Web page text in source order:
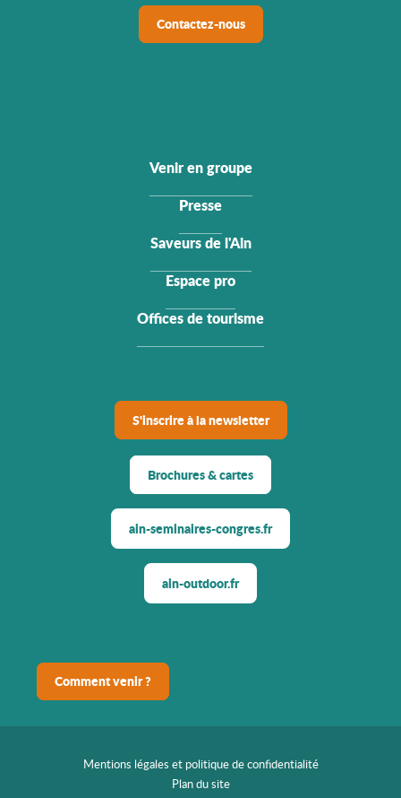
Contactez-nous
Venir en groupe
Presse
Saveurs de l'Ain
Espace pro
Offices de tourisme
S'inscrire à la newsletter
Brochures & cartes
ain-seminaires-congres.fr
ain-outdoor.fr
Comment venir ?
Mentions légales et politique de confidentialité
Plan du site